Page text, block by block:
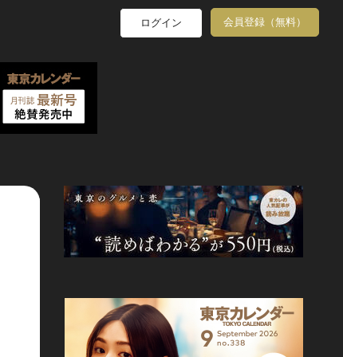
ログイン 会員登録（無料）